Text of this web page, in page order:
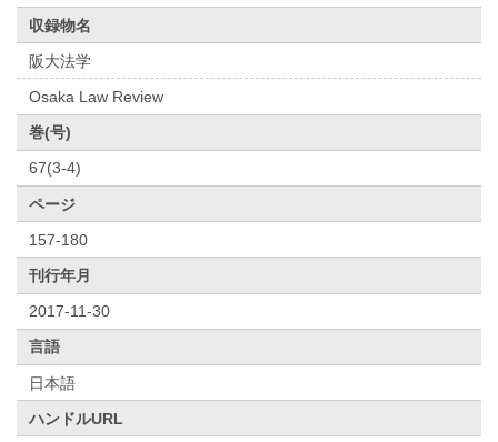
収録物名
阪大法学
Osaka Law Review
巻(号)
67(3-4)
ページ
157-180
刊行年月
2017-11-30
言語
日本語
ハンドルURL